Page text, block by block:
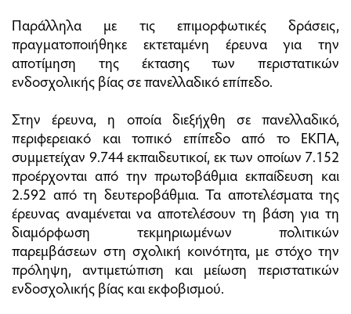
Παράλληλα με τις επιμορφωτικές δράσεις,
πραγματοποιήθηκε εκτεταμένη έρευνα για την
αποτίμηση της έκτασης των περιστατικών
ενδοσχολικής βίας σε πανελλαδικό επίπεδο.
Στην έρευνα, η οποία διεξήχθη σε πανελλαδικό,
περιφερειακό και τοπικό επίπεδο από το ΕΚΠΑ,
συμμετείχαν 9.744 εκπαιδευτικοί, εκ των οποίων 7.152
προέρχονται από την πρωτοβάθμια εκπαίδευση και
2.592 από τη δευτεροβάθμια. Τα αποτελέσματα της
έρευνας αναμένεται να αποτελέσουν τη βάση για τη
διαμόρφωση τεκμηριωμένων πολιτικών
παρεμβάσεων στη σχολική κοινότητα, με στόχο την
πρόληψη, αντιμετώπιση και μείωση περιστατικών
ενδοσχολικής βίας και εκφοβισμού.